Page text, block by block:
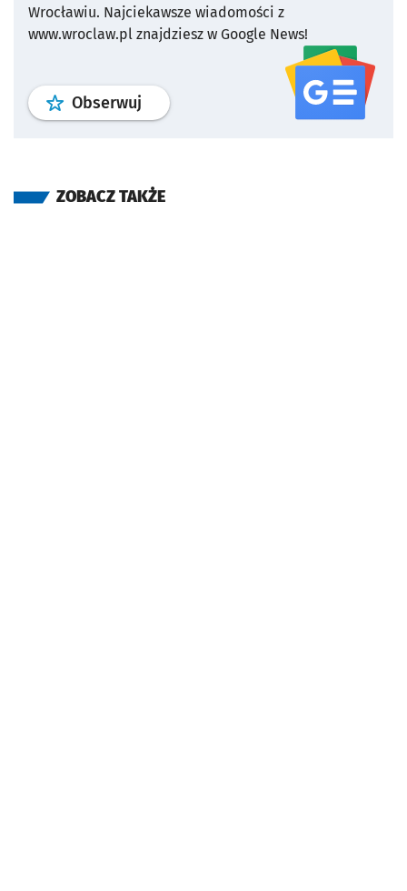
Wrocławiu. Najciekawsze wiadomości z
www.wroclaw.pl znajdziesz w Google News!
Obserwuj profil serwisu
ZOBACZ TAKŻE